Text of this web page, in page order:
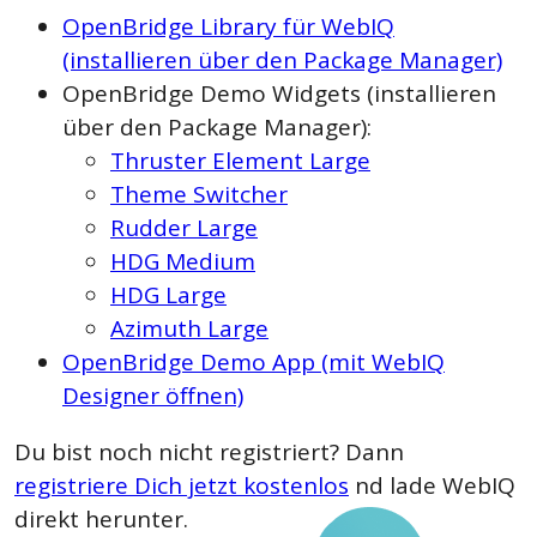
OpenBridge Library für WebIQ
(installieren über den Package Manager)
OpenBridge Demo Widgets (installieren
über den Package Manager):
Thruster Element Large
Theme Switcher
Rudder Large
HDG Medium
HDG Large
Azimuth Large
OpenBridge Demo App (mit WebIQ
Designer öffnen)
Du bist noch nicht registriert? Dann
registriere Dich jetzt kostenlos nd lade WebIQ
direkt herunter.